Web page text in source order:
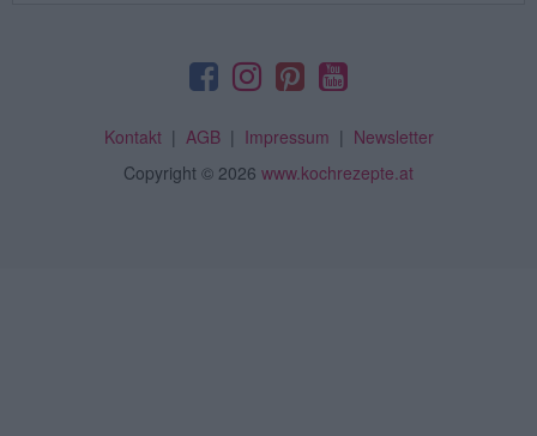
Kontakt| AGB| Impressum | Newsletter
Copyright © 2026 www.kochrezepte.at